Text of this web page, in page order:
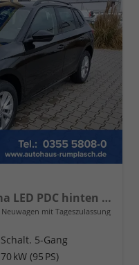
Selection Virt.Cockpit Klima LED PDC hinten Sitzheizung
Neuwagen mit Tageszulassung
Schalt. 5-Gang
70 kW (95 PS)